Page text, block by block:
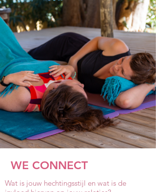
WE CONNECT
​Wat is jouw hechtingsstijl en wat is de